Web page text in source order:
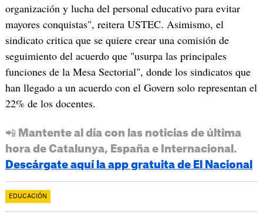
organización y lucha del personal educativo para evitar
mayores conquistas", reitera USTEC. Asimismo, el
sindicato critica que se quiere crear una comisión de
seguimiento del acuerdo que "usurpa las principales
funciones de la Mesa Sectorial", donde los sindicatos que
han llegado a un acuerdo con el Govern solo representan el
22% de los docentes.
📲 Mantente al día con las noticias de última
hora de Catalunya, España e Internacional.
Descárgate aquí la app gratuita de El Nacional
EDUCACIÓN